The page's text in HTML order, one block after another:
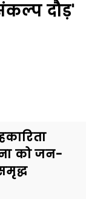
दौड़'
को जन-